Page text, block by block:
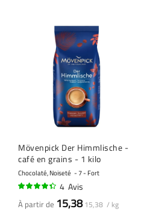
Mövenpick Der Himmlische -
café en grains - 1 kilo
Chocolaté, Noiseté 7 - Fort
4 Avis
À partir de 15,38 15,38 / kg